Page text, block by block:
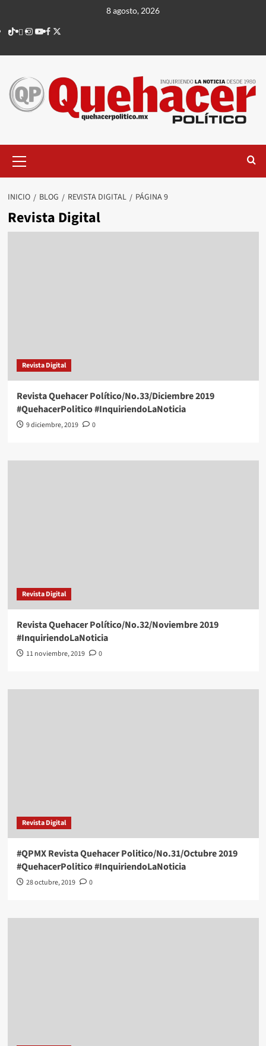
contenido
8 agosto, 2026
TikTok
threads
Instagram
Youtube
Facebook
X
principal
INICIO BLOG REVISTA DIGITAL PÁGINA 9
Revista Digital
Revista Digital
Revista Quehacer Político/No.33/Diciembre 2019
#QuehacerPolitico #InquiriendoLaNoticia
9 diciembre, 2019 0
Revista Digital
Revista Quehacer Político/No.32/Noviembre 2019
#InquiriendoLaNoticia
11 noviembre, 2019 0
Revista Digital
#QPMX Revista Quehacer Politico/No.31/Octubre 2019
#QuehacerPolitico #InquiriendoLaNoticia
28 octubre, 2019 0